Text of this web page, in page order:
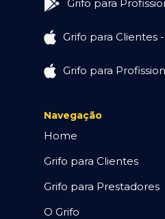
Grifo para
Grifo para Clientes -
Grifo para
Navegação
Home
Grifo para Clientes
Grifo para Prestadores
O Grifo